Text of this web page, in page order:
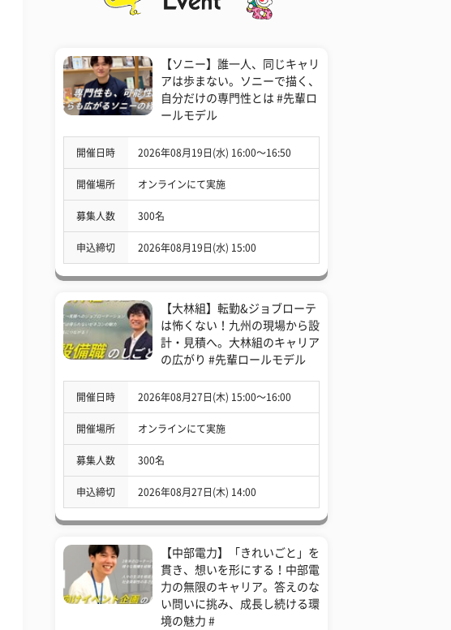
【ソニー】誰一人、同じキャリ
アは歩まない。ソニーで描く、
自分だけの専門性とは #先輩ロ
ールモデル
開催日時 2026年08月19日(水) 16:00〜16:50
開催場所 オンラインにて実施
募集人数 300名
申込締切 2026年08月19日(水) 15:00
【大林組】転勤&ジョブローテ
は怖くない！九州の現場から設
計・見積へ。大林組のキャリア
の広がり #先輩ロールモデル
開催日時 2026年08月27日(木) 15:00〜16:00
開催場所 オンラインにて実施
募集人数 300名
申込締切 2026年08月27日(木) 14:00
【中部電力】「きれいごと」を
貫き、想いを形にする！中部電
力の無限のキャリア。答えのな
い問いに挑み、成長し続ける環
境の魅力 #